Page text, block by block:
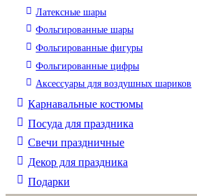
Латексные шары
Фольгированные шары
Фольгированные фигуры
Фольгированные цифры
Аксессуары для воздушных шариков
Карнавальные костюмы
Посуда для праздника
Свечи праздничные
Декор для праздника
Подарки